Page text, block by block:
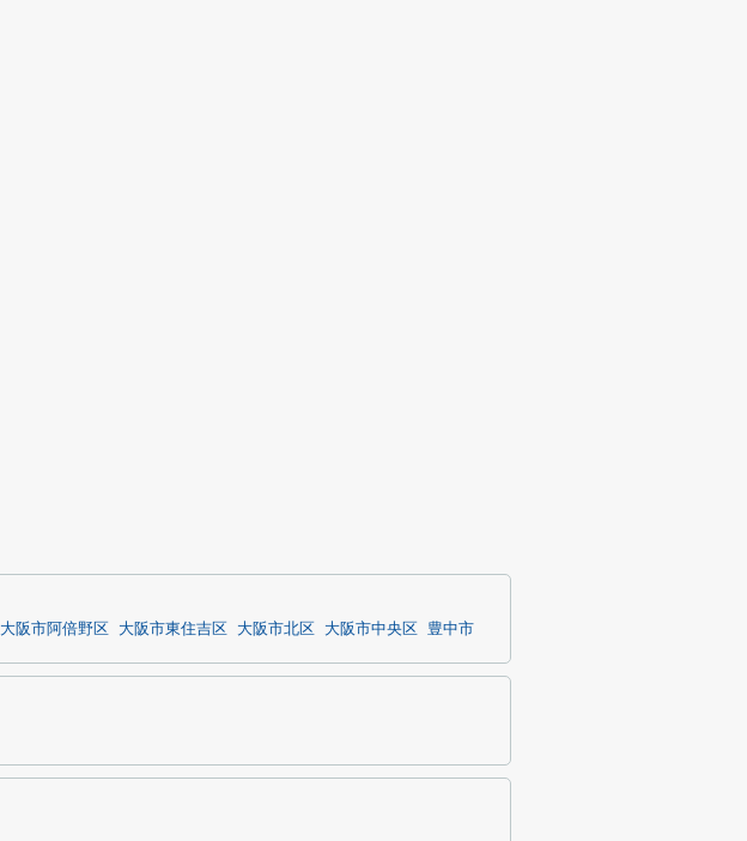
大阪市阿倍野区 大阪市東住吉区 大阪市北区 大阪市中央区 豊中市